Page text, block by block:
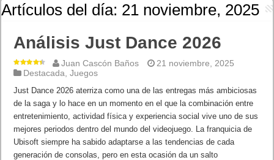
Artículos del día: 21 noviembre, 2025
Análisis Just Dance 2026
Juan Cascón Baños
21 noviembre, 2025
Destacada ,Juegos
Just Dance 2026 aterriza como una de las entregas más ambiciosas
de la saga y lo hace en un momento en el que la combinación entre
entretenimiento, actividad física y experiencia social vive uno de sus
mejores periodos dentro del mundo del videojuego. La franquicia de
Ubisoft siempre ha sabido adaptarse a las tendencias de cada
generación de consolas, pero en esta ocasión da un salto